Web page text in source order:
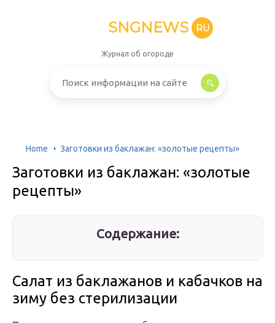
SNGNEWS RU
Журнал об огороде
Home Заготовки из баклажан: «золотые рецепты»
Заготовки из баклажан: «золотые
рецепты»
Содержание:
Салат из баклажанов и кабачков на
зиму без стерилизации